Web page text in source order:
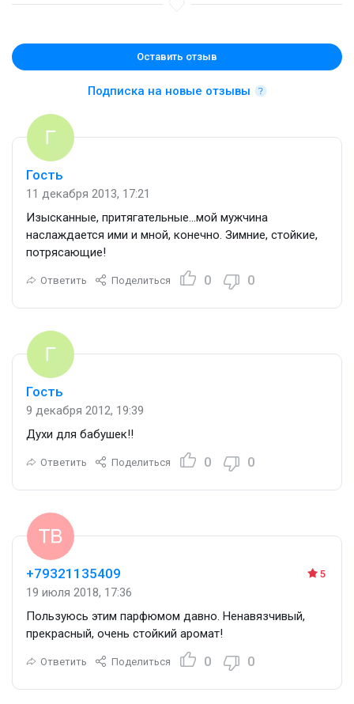
Оставить отзыв
Подписка на новые отзывы
Гость
11 декабря 2013, 17:21
Изысканные, притягательные…мой мужчина
наслаждается ими и мной, конечно. Зимние, стойкие,
потрясающие!
Ответить Поделиться 0 0
Гость
9 декабря 2012, 19:39
Духи для бабушек!!
Ответить Поделиться 0 0
5
+79321135409
19 июля 2018, 17:36
Пользуюсь этим парфюмом давно. Ненавязчивый,
прекрасный, очень стойкий аромат!
Ответить Поделиться 0 0